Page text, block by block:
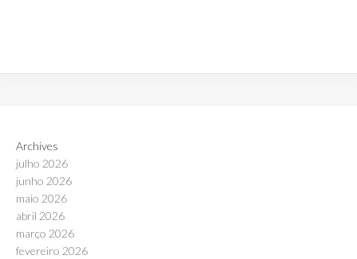
Archives
julho 2026
junho 2026
maio 2026
abril 2026
março 2026
fevereiro 2026